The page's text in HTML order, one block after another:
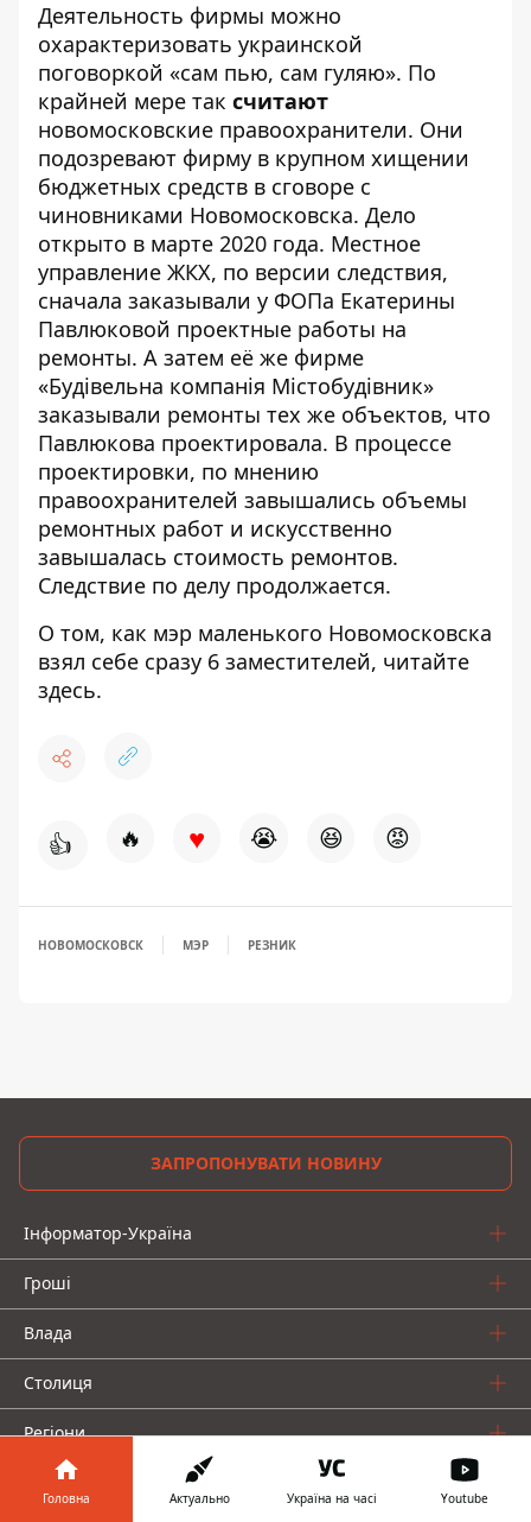
Деятельность фирмы можно
охарактеризовать украинской
поговоркой «сам пью, сам гуляю». По
крайней мере так считают
новомосковские правоохранители. Они
подозревают фирму в крупном хищении
бюджетных средств в сговоре с
чиновниками Новомосковска. Дело
открыто в марте 2020 года. Местное
управление ЖКХ, по версии следствия,
сначала заказывали у ФОПа Екатерины
Павлюковой проектные работы на
ремонты. А затем её же фирме
«Будівельна компанія Містобудівник»
заказывали ремонты тех же объектов, что
Павлюкова проектировала. В процессе
проектировки, по мнению
правоохранителей завышались объемы
ремонтных работ и искусственно
завышалась стоимость ремонтов.
Следствие по делу продолжается.
О том, как мэр маленького Новомосковска
взял себе сразу 6 заместителей, читайте
здесь.
👍 🔥 ♥ 😭 😆 😡
НОВОМОСКОВСК МЭР РЕЗНИК
ЗАПРОПОНУВАТИ НОВИНУ
Інформатор-Україна
Гроші
Влада
Столиця
Регіони
Досьє
Головна Актуально Україна на часі Youtube